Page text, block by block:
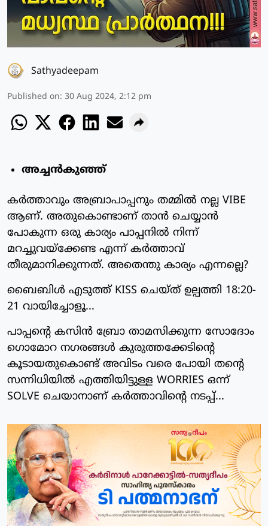
Sathyadeepam
Published on: 30 Aug 2024, 2:12 pm
അച്ചന്‍കുഞ്ഞ്
കര്‍ത്താവും അബ്രാപാപ്പനും തമ്മില്‍ നല്ല VIBE
ആണ്. അതുകൊണ്ടാണ് താന്‍ ചെയ്യാന്‍
പോകുന്ന ഒരു കാര്യം പാപ്പനില്‍ നിന്ന്
മറച്ചുവയ്‌ക്കേണ്ട എന്ന് കര്‍ത്താവ്
തീരുമാനിക്കുന്നത്. അതെന്തു കാര്യം എന്നല്ലെ?
ബൈബിള്‍ എടുത്ത് KISS ചെയ്ത് ഉല്പത്തി 18:20-
21 വായിച്ചോളൂ...
പാപ്പന്റെ കസിന്‍ ബ്രോ താമസിക്കുന്ന സോദോം
ഗൊമോറ നഗരങ്ങള്‍ കുരുത്തക്കേടിന്റെ
കൂടായതുകൊണ്ട് അവിടം വരെ പോയി തന്റെ
സന്നിധിയില്‍ എത്തിയിട്ടുള്ള WORRIES ഒന്ന്
SOLVE ചെയാനാണ് കര്‍ത്താവിന്റെ നടപ്പ്...